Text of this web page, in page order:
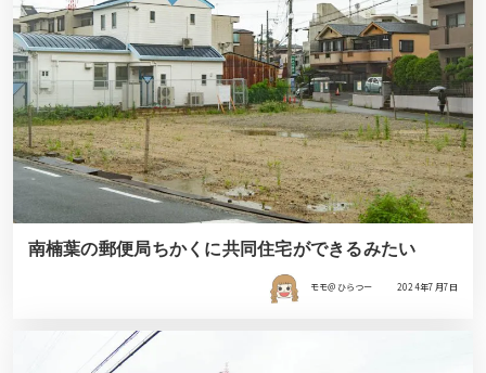
南楠葉の郵便局ちかくに共同住宅ができるみたい
モモ＠ひらつー 2024年7月7日